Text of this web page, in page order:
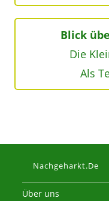
Blick
Die
Als
Nachgeharkt.de
Über uns